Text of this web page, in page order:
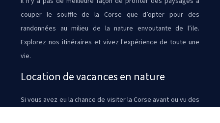
couper le souffle de la Corse que d’opter pour des
randonnées au milieu de la nature envoutante de l’ile.
Explorez nos itinéraires et vivez l'expérience de toute une
vie.
Location de vacances en nature
Si vous avez eu la chance de visiter la Corse avant ou vu des